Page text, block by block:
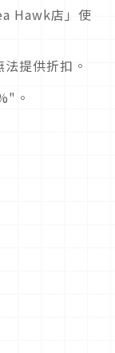
Hawk店」使
提供折扣。
。